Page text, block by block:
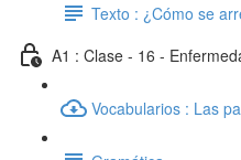
Texto : ¿Cómo se
A1 : Clase - 16 -
Vocabularios : Las